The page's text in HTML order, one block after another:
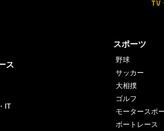
ス
IT
スポーツ
野球
サッカー
大相撲
ゴルフ
モータースポ
ボートレース